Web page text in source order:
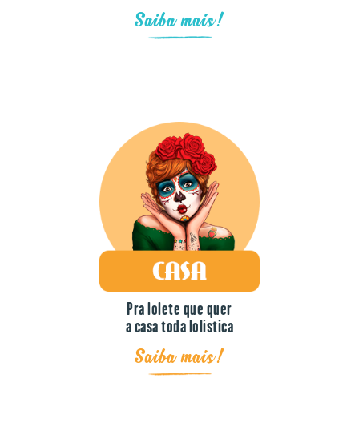
Saiba mais!
Pra lolete que quer
a casa toda lolística
Saiba mais!